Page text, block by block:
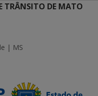
TRÂNSITO DE MATO
| MS